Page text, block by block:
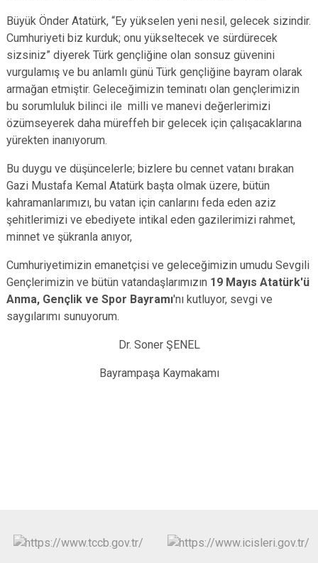
Büyük Önder Atatürk, “Ey yükselen yeni nesil, gelecek sizindir.
Cumhuriyeti biz kurduk; onu yükseltecek ve sürdürecek
sizsiniz” diyerek Türk gençliğine olan sonsuz güvenini
vurgulamış ve bu anlamlı günü Türk gençliğine bayram olarak
armağan etmiştir. Geleceğimizin teminatı olan gençlerimizin
bu sorumluluk bilinci ile milli ve manevi değerlerimizi
özümseyerek daha müreffeh bir gelecek için çalışacaklarına
yürekten inanıyorum.
Bu duygu ve düşüncelerle; bizlere bu cennet vatanı bırakan
Gazi Mustafa Kemal Atatürk başta olmak üzere, bütün
kahramanlarımızı, bu vatan için canlarını feda eden aziz
şehitlerimizi ve ebediyete intikal eden gazilerimizi rahmet,
minnet ve şükranla anıyor,
Cumhuriyetimizin emanetçisi ve geleceğimizin umudu Sevgili
Gençlerimizin ve bütün vatandaşlarımızın 19 Mayıs Atatürk'ü
Anma, Gençlik ve Spor Bayramı'nı kutluyor, sevgi ve
saygılarımı sunuyorum.
Dr. Soner ŞENEL
Bayrampaşa Kaymakamı